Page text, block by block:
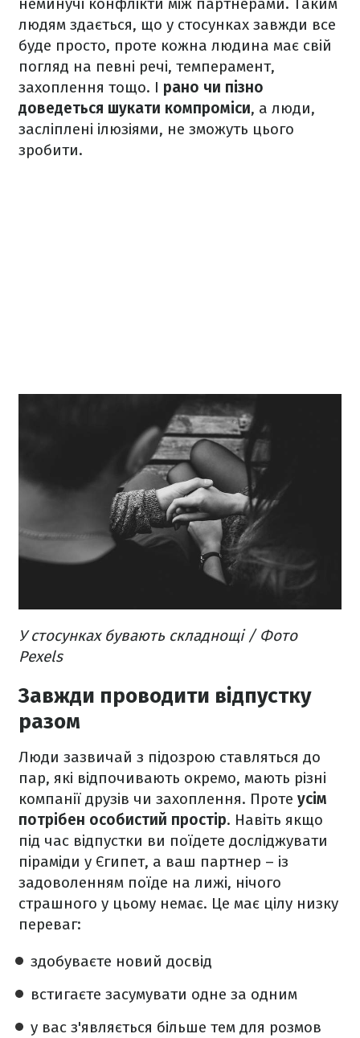
людям здається, що у стосунках завжди все
буде просто, проте кожна людина має свій
погляд на певні речі, темперамент,
захоплення тощо. І рано чи пізно
доведеться шукати компроміси, а люди,
засліплені ілюзіями, не зможуть цього
зробити.
У стосунках бувають складнощі / Фото
Pexels
Завжди проводити відпустку
разом
Люди зазвичай з підозрою ставляться до
пар, які відпочивають окремо, мають різні
компанії друзів чи захоплення. Проте усім
потрібен особистий простір. Навіть якщо
під час відпустки ви поїдете досліджувати
піраміди у Єгипет, а ваш партнер – із
задоволенням поїде на лижі, нічого
страшного у цьому немає. Це має цілу низку
переваг:
здобуваєте новий досвід
встигаєте засумувати одне за одним
у вас з'являється більше тем для розмов